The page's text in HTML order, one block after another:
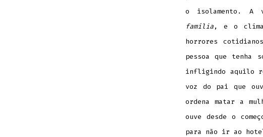
o isolamento. A
família, e o
horrores
pessoa que tenha
infligindo aquilo
voz do pai que
ordena matar a
ouve desde o
para não ir ao